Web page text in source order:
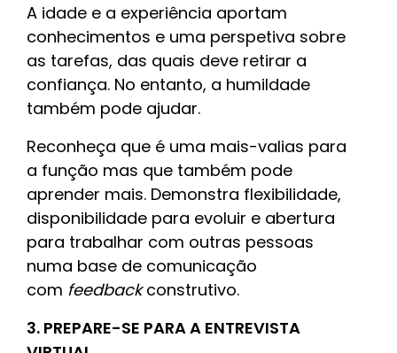
A idade e a experiência aportam
conhecimentos e uma perspetiva sobre
as tarefas, das quais deve retirar a
confiança. No entanto, a humildade
também pode ajudar.
Reconheça que é uma mais-valias para
a função mas que também pode
aprender mais. Demonstra flexibilidade,
disponibilidade para evoluir e abertura
para trabalhar com outras pessoas
numa base de comunicação
com feedbackconstrutivo.
3. PREPARE-SE PARA A ENTREVISTA